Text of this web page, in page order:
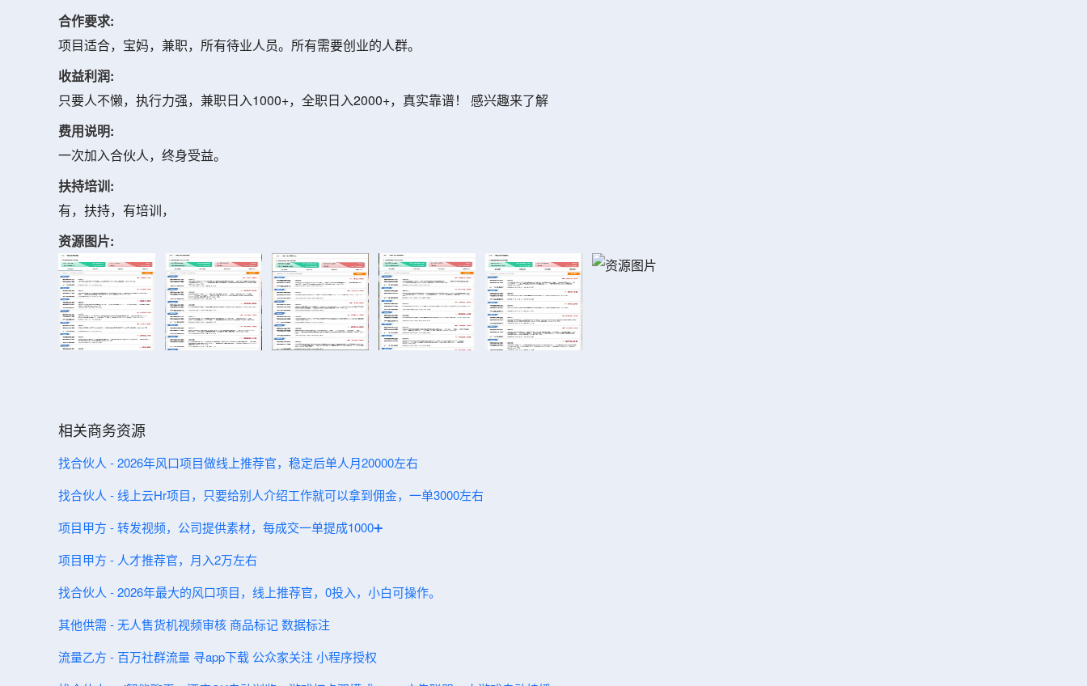
合作要求:
项目适合，宝妈，兼职，所有待业人员。所有需要创业的人群。
收益利润:
只要人不懒，执行力强，兼职日入1000+，全职日入2000+，真实靠谱！ 感兴趣来了解
费用说明:
一次加入合伙人，终身受益。
扶持培训:
有，扶持，有培训，
资源图片:
相关商务资源
找合伙人 - 2026年风口项目做线上推荐官，稳定后单人月20000左右
找合伙人 - 线上云Hr项目，只要给别人介绍工作就可以拿到佣金，一单3000左右
项目甲方 - 转发视频，公司提供素材，每成交一单提成1000➕
项目甲方 - 人才推荐官，月入2万左右
找合伙人 - 2026年最大的风口项目，线上推荐官，0投入，小白可操作。
其他供需 - 无人售货机视频审核 商品标记 数据标注
流量乙方 - 百万社群流量 寻app下载 公众家关注 小程序授权